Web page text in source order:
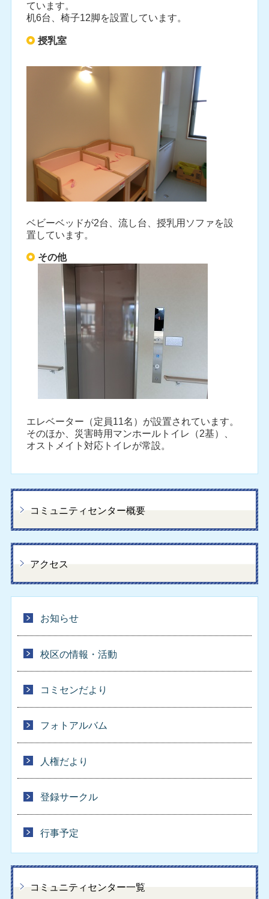
ています。
机6台、椅子12脚を設置しています。
授乳室
ベビーベッドが2台、流し台、授乳用ソファを設
置しています。
その他
エレベーター（定員11名）が設置されています。
そのほか、災害時用マンホールトイレ（2基）、
オストメイト対応トイレが常設。
コミュニティセンター概要
アクセス
お知らせ
校区の情報・活動
コミセンだより
フォトアルバム
人権だより
登録サークル
行事予定
コミュニティセンター一覧